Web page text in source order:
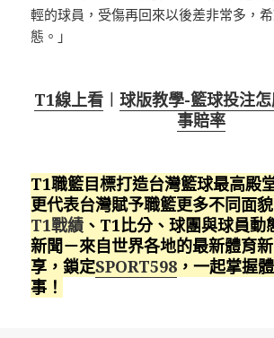
輕的球員，受傷再回來以後差非常多，
態。」
T1線上看︱ 球版教學-籃球投注
事賠率
T1職籃目標打造台灣籃球最高殿
更代表台灣賦予職籃更多不同面
T1戰績 、T1比分、球團與球員動
新聞－來自世界各地的最新體育
享，鎖定SPORT598 ，一起掌握
事！